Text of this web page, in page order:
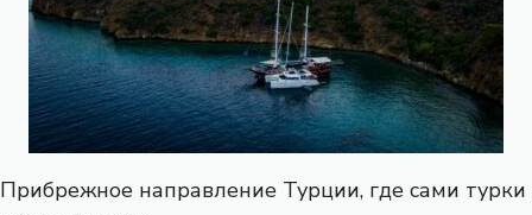
Прибрежное направление Турции, где сами турки